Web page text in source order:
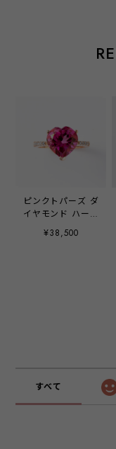
ピンクトパーズ ダ
イヤモンド ハート
シェイプリング ピ
ンクゴールド
¥38,500
すべて